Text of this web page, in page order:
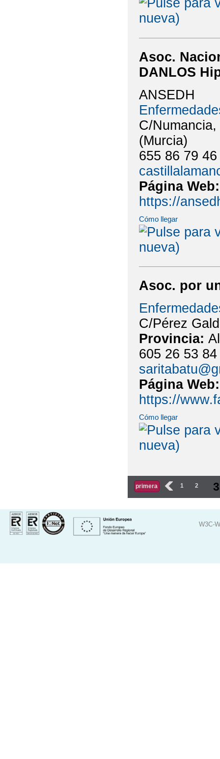
Asoc.
DANLOS
ANSEDH
C/
(Murcia)
655 86 79
Página
https://
Cómo llegar
Asoc. por
C/Pérez
Provincia:
605 26 53
Página
https://
Cómo llegar
Páginas
primera ‹ 1 2 3
W3C-